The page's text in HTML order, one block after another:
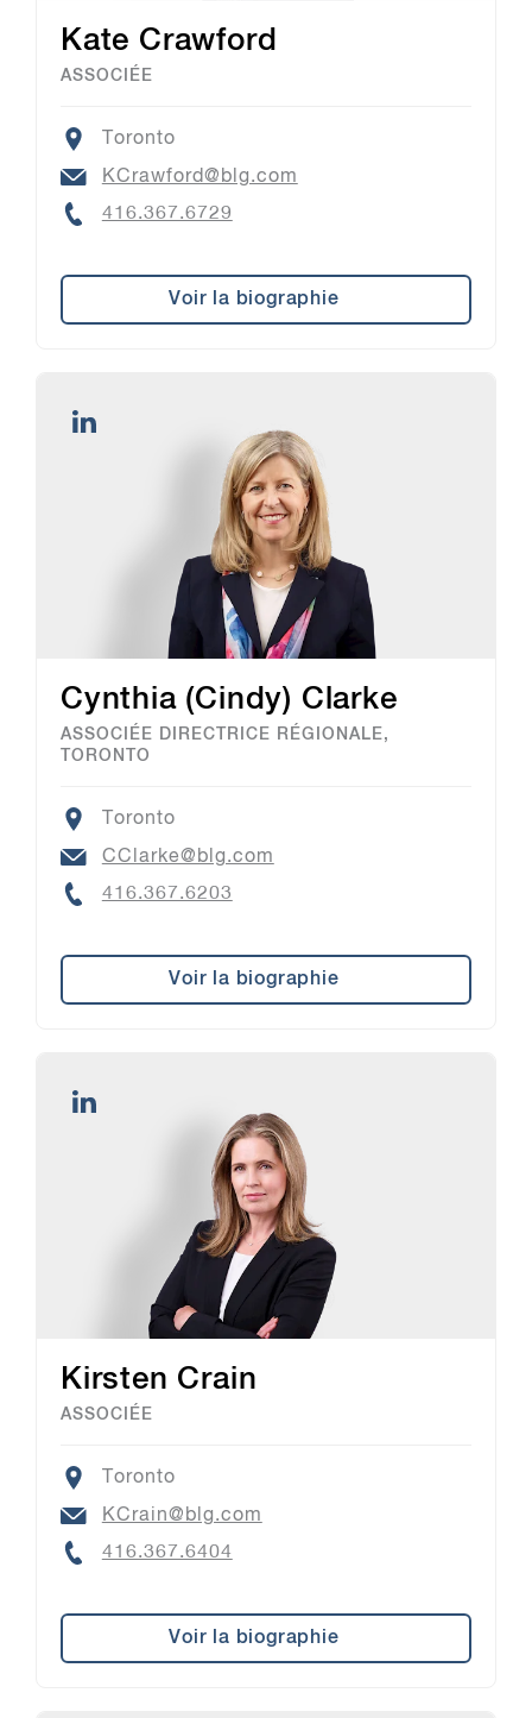
Kate Crawford
ASSOCIÉE
Location
Toronto
Email
KCrawford@blg.com
Phone
416.367.6729
Voir la biographie
Cynthia (Cindy) Clarke
ASSOCIÉE DIRECTRICE RÉGIONALE,
TORONTO
Location
Toronto
Email
CClarke@blg.com
Phone
416.367.6203
Voir la biographie
Kirsten Crain
ASSOCIÉE
Location
Toronto
Email
KCrain@blg.com
Phone
416.367.6404
Voir la biographie